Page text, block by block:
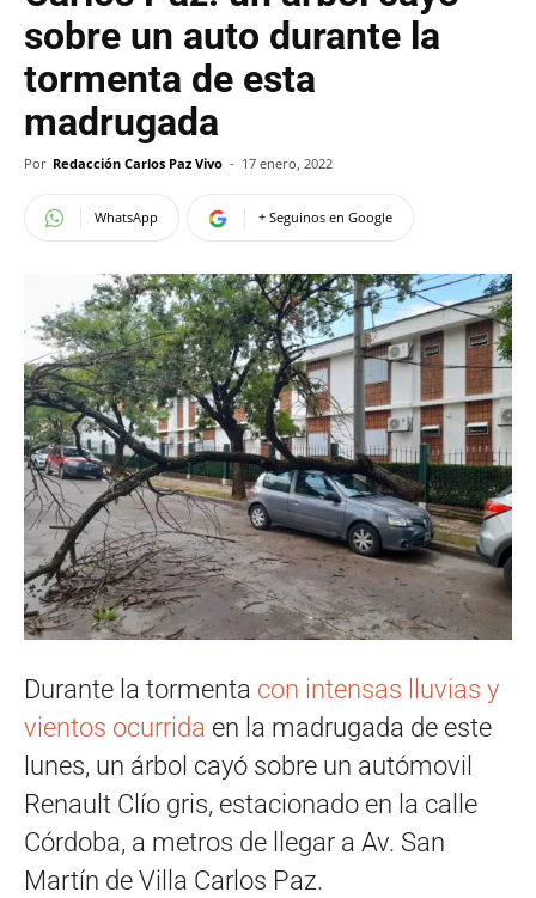
sobre un auto durante la
tormenta de esta
madrugada
Por Redacción Carlos Paz Vivo - 17 enero, 2022
WhatsApp + Seguinos en Google
Durante la tormenta con intensas lluvias y
vientos ocurrida en la madrugada de este
lunes, un árbol cayó sobre un autómovil
Renault Clío gris, estacionado en la calle
Córdoba, a metros de llegar a Av. San
Martín de Villa Carlos Paz.